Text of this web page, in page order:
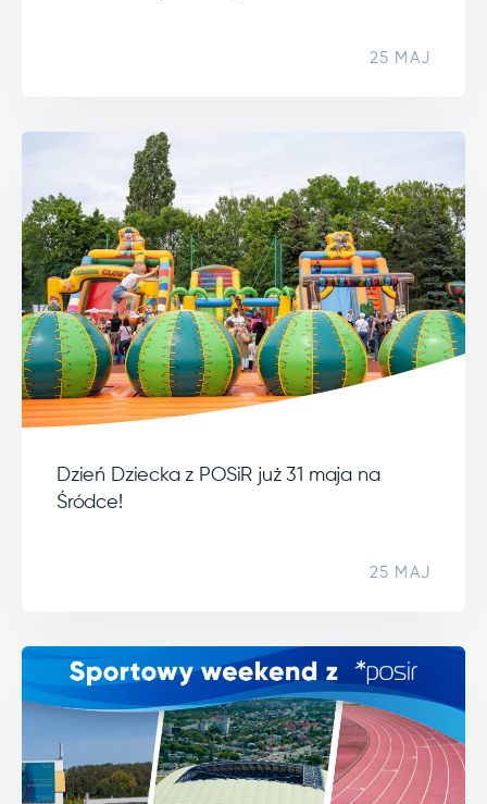
25 MAJ
Dzień Dziecka z POSiR już 31 maja na
Śródce!
25 MAJ